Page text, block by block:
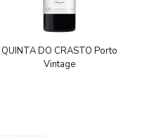
QUINTA DO CRASTO Porto
Vintage